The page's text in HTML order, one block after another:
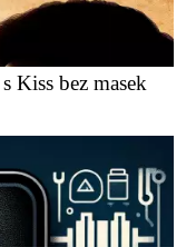
Kiss bez masek